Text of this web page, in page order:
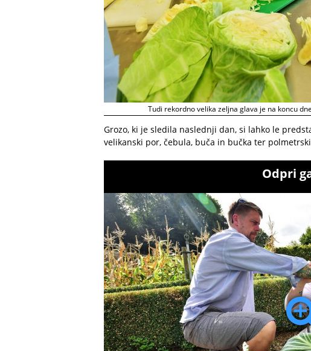
Tudi rekordno velika zeljna glava je na koncu
Grozo, ki je sledila naslednji dan, si lahko le
velikanski por, čebula, buča in bučka ter
Odpri